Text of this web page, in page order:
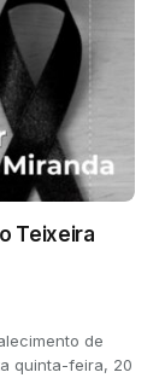
Teixeira
de
quinta-feira, 20